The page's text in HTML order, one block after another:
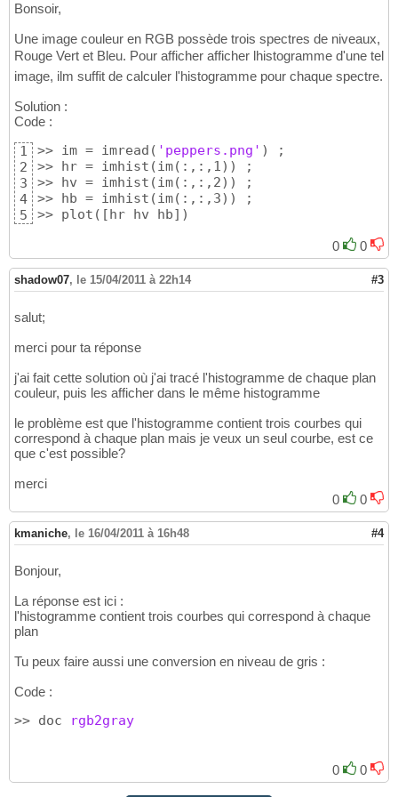
Bonsoir,
Une image couleur en RGB possède trois spectres de niveaux,
Rouge Vert et Bleu. Pour afficher afficher lhistogramme d'une tel
image, ilm suffit de calculer l'histogramme pour chaque spectre.
Solution :
Code :
1
2
3
4
5
>> im = imread ( 'peppers.png' )
;
>> hr = imhist (im( :,:,1) )
;
>> hv = imhist (im( :,:,2) )
;
>> hb = imhist (im( :,:,3) )
;
>> plot ( [ hr hv hb] )
0 0
shadow07, le 15/04/2011 à 22h14 #3
salut;
merci pour ta réponse
j'ai fait cette solution où j'ai tracé l'histogramme de chaque plan
couleur, puis les afficher dans le même histogramme
le problème est que l'histogramme contient trois courbes qui
correspond à chaque plan mais je veux un seul courbe, est ce
que c'est possible?
merci
0
0
kmaniche, le 16/04/2011 à 16h48 #4
Bonjour,
La réponse est ici :
l'histogramme contient trois courbes qui correspond à chaque
plan
Tu peux faire aussi une conversion en niveau de gris :
Code :
>> doc rgb2gray
0 0